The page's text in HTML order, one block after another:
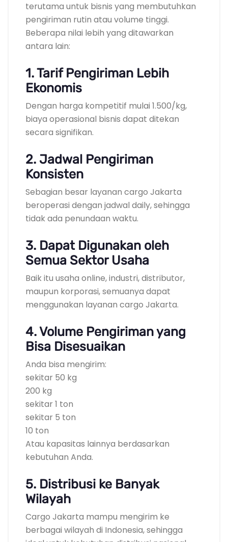
terutama untuk bisnis yang membutuhkan
pengiriman rutin atau volume tinggi.
Beberapa nilai lebih yang ditawarkan
antara lain:
1. Tarif Pengiriman Lebih
Ekonomis
Dengan harga kompetitif mulai 1.500/kg,
biaya operasional bisnis dapat ditekan
secara signifikan.
2. Jadwal Pengiriman
Konsisten
Sebagian besar layanan cargo Jakarta
beroperasi dengan jadwal daily, sehingga
tidak ada penundaan waktu.
3. Dapat Digunakan oleh
Semua Sektor Usaha
Baik itu usaha online, industri, distributor,
maupun korporasi, semuanya dapat
menggunakan layanan cargo Jakarta.
4. Volume Pengiriman yang
Bisa Disesuaikan
Anda bisa mengirim:
sekitar 50 kg
200 kg
sekitar 1 ton
sekitar 5 ton
10 ton
Atau kapasitas lainnya berdasarkan
kebutuhan Anda.
5. Distribusi ke Banyak
Wilayah
Cargo Jakarta mampu mengirim ke
berbagai wilayah di Indonesia, sehingga